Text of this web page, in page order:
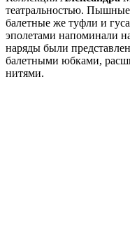
театральностью.
балетные же туфли и
эполетами напоминали
наряды были
балетными юбками,
нитями.